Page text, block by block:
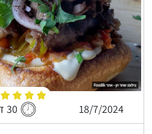
18/7/2024 30 דקות